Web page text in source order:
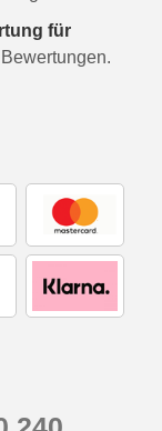
für
Bewertungen.